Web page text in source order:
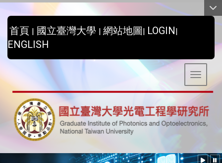
首頁 | 國立臺灣大學 | 網站地圖| LOGIN|
ENGLISH
Toggle